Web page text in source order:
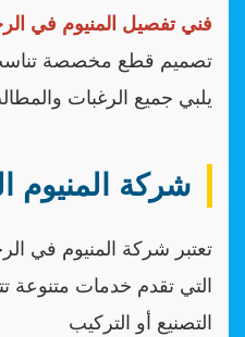
فني تفصيل المنيوم في
تصميم قطع مخصصة
يلبي جميع الرغبات
شركة المنيوم
تعتبر شركة المنيوم في
التي تقدم خدمات متنوعة
التصنيع أو التركيب